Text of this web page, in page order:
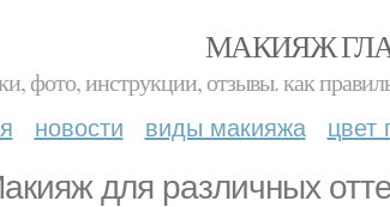
МАКИЯЖ
фото, инструкции, отзывы. как
новости виды макияжа цвет
для различных